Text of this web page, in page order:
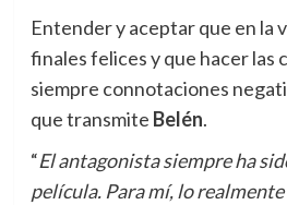
Entender y aceptar que en la
finales felices y que hacer las
siempre connotaciones
que transmite Belén.
“El antagonista siempre ha
película. Para mí, lo